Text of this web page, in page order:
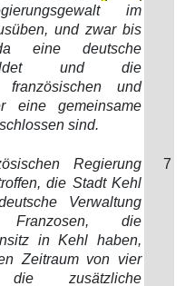
im
und zwar bis
eine deutsche
und die
französischen und
eine gemeinsame
sind.
Regierung
die Stadt Kehl
Verwaltung
Franzosen, die
in Kehl haben,
Zeitraum von vier
zusätzliche
7